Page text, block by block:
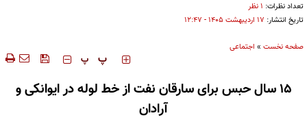
تعداد نظرات: ۱ نظر
تاریخ انتشار: ۱۷ ارديبهشت ۱۴۰۵ - ۱۲:۴۷
صفحه نخست » اجتماعی
‍‍‍ پ پ
۱۵ سال حبس برای سارقان نفت از خط لوله در ایوانکی و
آرادان